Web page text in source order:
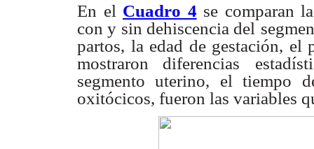
En el Cuadro 4 se comparan
con y sin dehiscencia del
partos, la edad de gestación, el
mostraron diferencias
segmento uterino, el tiempo
oxitócicos, fueron las variables